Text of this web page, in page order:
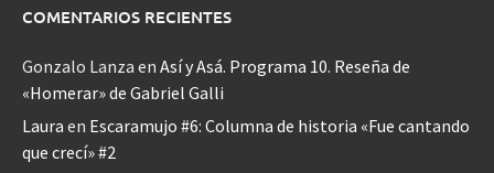
COMENTARIOS RECIENTES
Gonzalo Lanza en Así y Asá. Programa 10. Reseña de
«Homerar» de Gabriel Galli
Laura en Escaramujo #6: Columna de historia «Fue cantando
que crecí» #2